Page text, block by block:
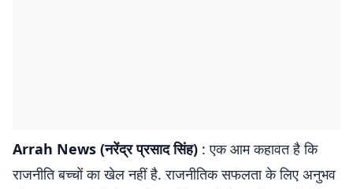
Arrah News (नरेंद्र प्रसाद सिंह) : एक आम कहावत है कि
राजनीति बच्चों का खेल नहीं है. राजनीतिक सफलता के लिए अनुभव